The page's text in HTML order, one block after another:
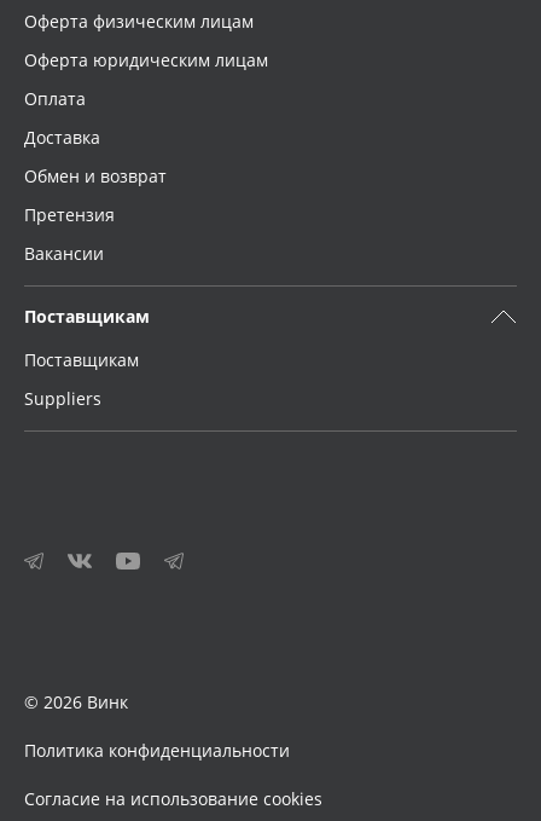
Оферта физическим лицам
Оферта юридическим лицам
Оплата
Доставка
Обмен и возврат
Претензия
Вакансии
Поставщикам
Поставщикам
Suppliers
© 2026 Винк
Политика конфиденциальности
Согласие на использование cookies